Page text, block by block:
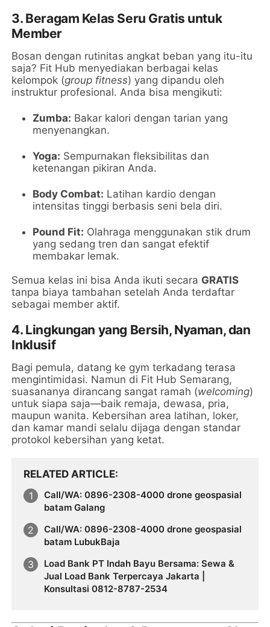
3. Beragam Kelas Seru Gratis untuk
Member
Bosan dengan rutinitas angkat beban yang itu-itu
saja? Fit Hub menyediakan berbagai kelas
kelompok (group fitness) yang dipandu oleh
instruktur profesional. Anda bisa mengikuti:
Zumba: Bakar kalori dengan tarian yang
menyenangkan.
Yoga: Sempurnakan fleksibilitas dan
ketenangan pikiran Anda.
Body Combat: Latihan kardio dengan
intensitas tinggi berbasis seni bela diri.
Pound Fit: Olahraga menggunakan stik drum
yang sedang tren dan sangat efektif
membakar lemak.
Semua kelas ini bisa Anda ikuti secara GRATIS
tanpa biaya tambahan setelah Anda terdaftar
sebagai member aktif.
4. Lingkungan yang Bersih, Nyaman, dan
Inklusif
Bagi pemula, datang ke gym terkadang terasa
mengintimidasi. Namun di Fit Hub Semarang,
suasananya dirancang sangat ramah (welcoming)
untuk siapa saja—baik remaja, dewasa, pria,
maupun wanita. Kebersihan area latihan, loker,
dan kamar mandi selalu dijaga dengan standar
protokol kebersihan yang ketat.
RELATED ARTICLE
Call/WA: 0896-2308-4000 drone geospasial
batam Galang
Call/WA: 0896-2308-4000 drone geospasial
batam LubukBaja
Load Bank PT Indah Bayu Bersama: Sewa &
Jual Load Bank Terpercaya Jakarta |
Konsultasi 0812-8787-2534